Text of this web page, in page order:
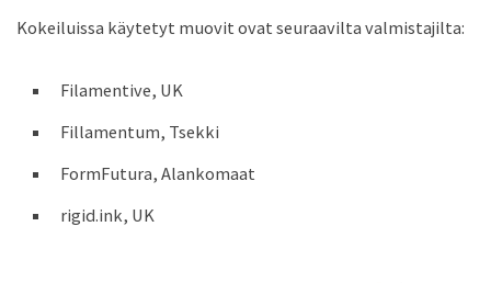
Kokeiluissa käytetyt muovit ovat seuraavilta valmistajilta:
Filamentive, UK
Fillamentum, Tsekki
FormFutura, Alankomaat
rigid.ink, UK